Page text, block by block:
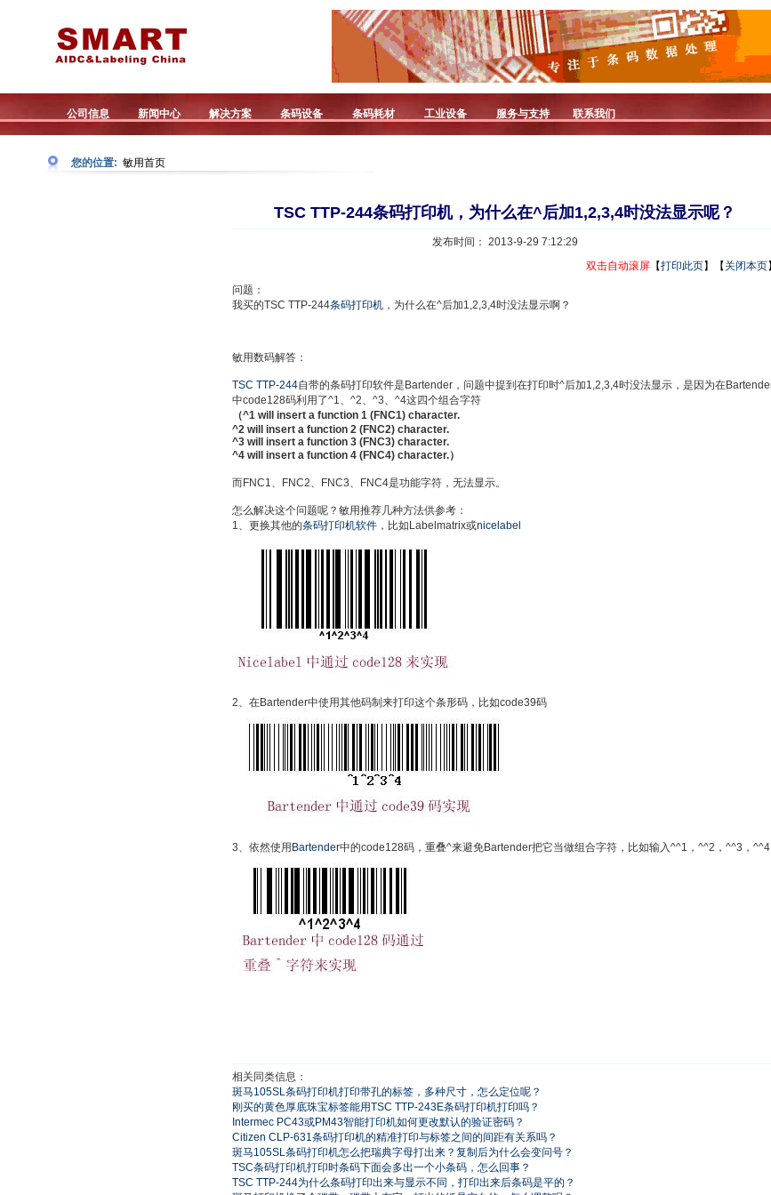
公司信息 新闻中心 解决方案 条码设备 条码耗材 工业设备 服务与支持 联系我们
您的位置: 敏用首页
TSC TTP-244条码打印机，为什么在^后加1,2,3,4时没法显示呢？
发布时间： 2013-9-29 7:12:29
双击自动滚屏【打印此页】【 关闭本页】
问题：
我买的TSC TTP-244条码打印机，为什么在^后加1,2,3,4时没法显示啊？
敏用数码解答：
TSC TTP-244自带的条码打印软件是Bartender，问题中提到在打印时^后加1,2,3,4时没法显示，是因为在
中code128码利用了^1、^2、^3、^4这四个组合字符
（^1 will insert a function 1 (FNC1) character.
^2 will insert a function 2 (FNC2) character.
^3 will insert a function 3 (FNC3) character.
^4 will insert a function 4 (FNC4) character.）
而FNC1、FNC2、FNC3、FNC4是功能字符，无法显示。
怎么解决这个问题呢？敏用推荐几种方法供参考：
1、更换其他的条码打印机软件，比如Labelmatrix或nicelabel
2、在Bartender中使用其他码制来打印这个条形码，比如code39码
3、依然使用 Bartender中的code128码，重叠^来避免Bartender把它当做组合字符，比如输入^^1，^^2，^^3，^^4
相关同类信息：
​斑马105SL条码打印机打印带孔的标签，多种尺寸，怎么定位呢？
刚买的黄色厚底珠宝标签能用TSC TTP-243E条码打印机打印吗？
Intermec PC43或PM43智能打印机如何更改默认的验证密码？
Citizen CLP-631条码打印机的精准打印与标签之间的间距有关系吗？
斑马105SL条码打印机怎么把瑞典字母打出来？复制后为什么会变问号？
TSC条码打印机打印时条码下面会多出一个小条码，怎么回事？
TSC TTP-244为什么条码打印出来与显示不同，打印出来后条码是平的？